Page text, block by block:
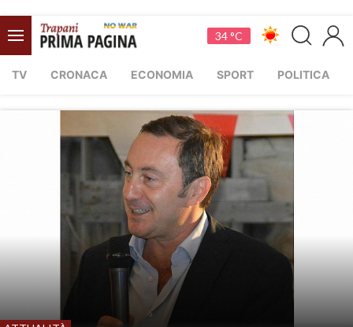
34 °C
TV CRONACA ECONOMIA SPORT POLITICA